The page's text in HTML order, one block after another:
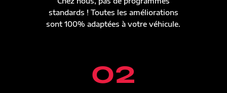
standards ! Toutes les améliorations
sont 100% adaptées à votre véhicule.
02